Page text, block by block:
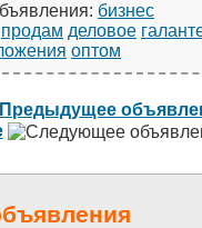
бизнес
продам деловое
оптом
Предыдущее